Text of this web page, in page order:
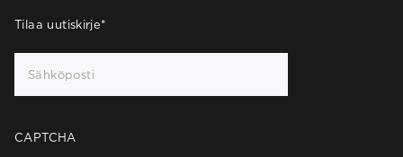
Tilaa uutiskirje*
CAPTCHA